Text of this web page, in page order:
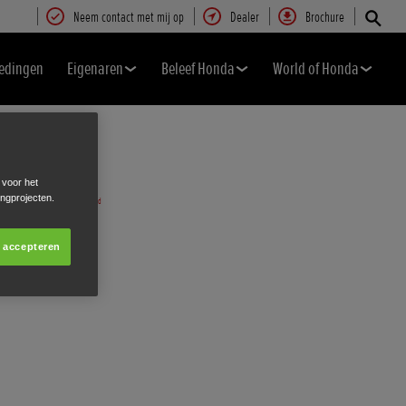
Neem contact met mij op Dealer Brochure
Eigenaren Beleef Honda World of Honda
voor het